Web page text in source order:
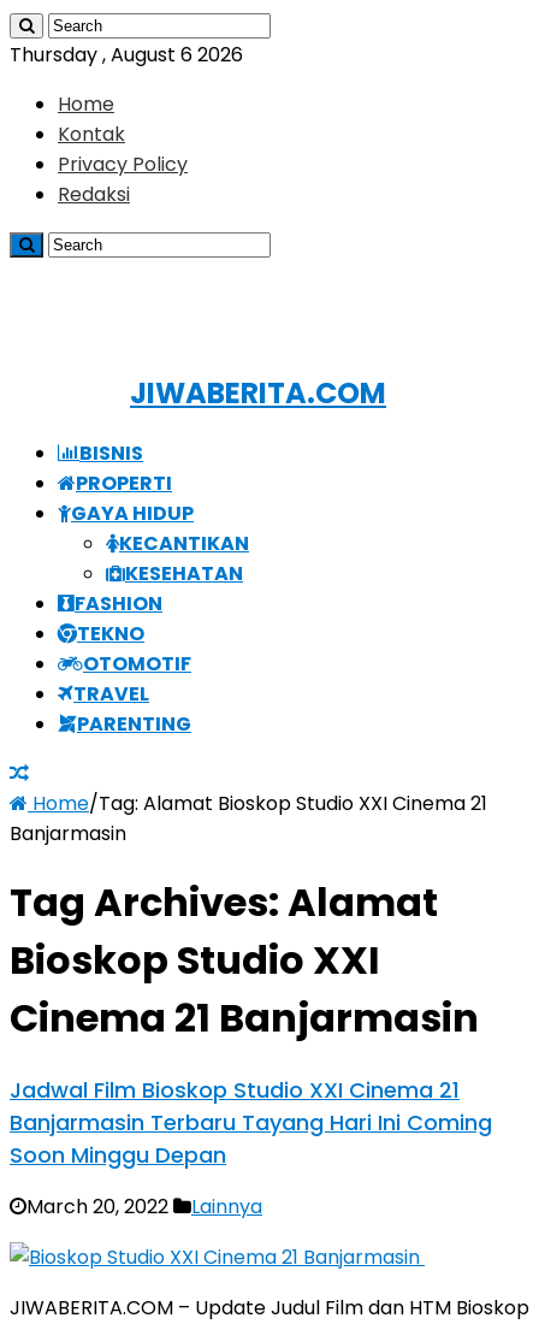
Thursday , August 6 2026
Home
Kontak
Privacy Policy
Redaksi
JIWABERITA.COM
BISNIS
PROPERTI
GAYA HIDUP
KECANTIKAN
KESEHATAN
FASHION
TEKNO
OTOMOTIF
TRAVEL
PARENTING
Home/Tag: Alamat Bioskop Studio XXI Cinema 21
Banjarmasin
Tag Archives:Alamat
Bioskop Studio XXI
Cinema 21 Banjarmasin
Jadwal Film Bioskop Studio XXI Cinema 21
Banjarmasin Terbaru Tayang Hari Ini Coming
Soon Minggu Depan
March 20, 2022 Lainnya
JIWABERITA.COM – Update Judul Film dan HTM Bioskop